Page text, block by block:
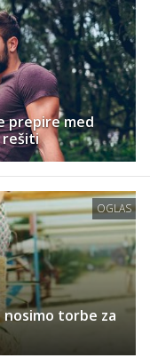
prepire med
rešiti
OGLAS
torbe za